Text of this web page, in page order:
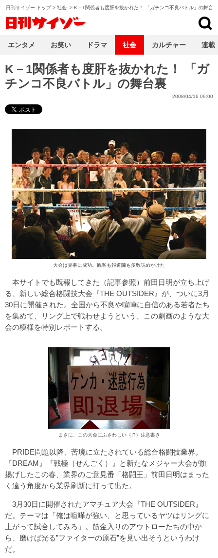
日刊サイゾー トップ> 社会 > K－1関係者も度肝を抜かれた！ 「ガチンコ不良バトル」の舞台裏
K－1関係者も度肝を抜かれた！ 「ガ
チンコ不良バトル」の舞台裏
2008/04/16 09:00
大会は見事に成功。観客も報道陣も多数詰めかけた
本サイトでも既報してきた（記事参照）前田日明が立ち上げ
る、新しい総合格闘技大会『THE OUTSIDER』が、ついに3月
30日に開催された。全国から不良や喧嘩に自信のある若者たち
を集めて、リング上で戦わせようという、この劇画のような大
会の模様を特別レポートする。
まさに、この大会にふさわしい（!?）注意書き
PRIDE問題以降、苦境に立たされている総合格闘技業界。
『DREAM』『戦極（せんごく）』と新たなメジャー大会が旗
揚げしたこの春、業界のご意見番「格闘王」前田日明はまった
く違う角度から業界刷新に打って出た。
3月30日に開催されたアマチュア大会『THE OUTSIDER』
だ。テーマは「俺は喧嘩が強い、と思っているヤツはリングに
上がって試合してみろ」。筋金入りのアウトローたちの中か
ら、磨けば光る”ファイターの原石”を見い出そうというわけ
だ。
エンタメ お笑い ドラマ 社会 カルチャー 連載